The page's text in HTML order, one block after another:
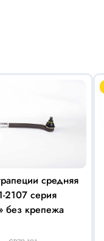
средняя
2107 серия
без крепежа